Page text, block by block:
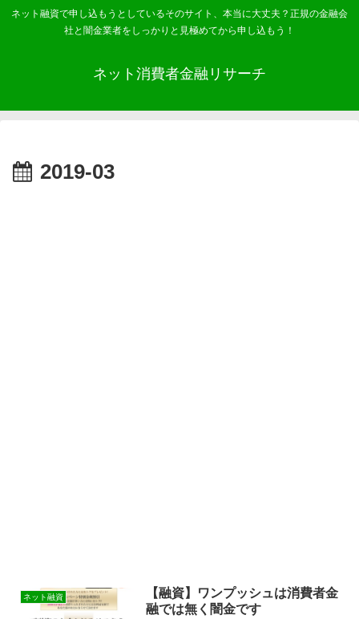
ネット融資で申し込もうとしているそのサイト、本当に大丈夫？正規の金融会
社と闇金業者をしっかりと見極めてから申し込もう！
ネット消費者金融リサーチ
2019-03
ネット融資
【融資】ワンプッシュは消費者金
融では無く闇金です